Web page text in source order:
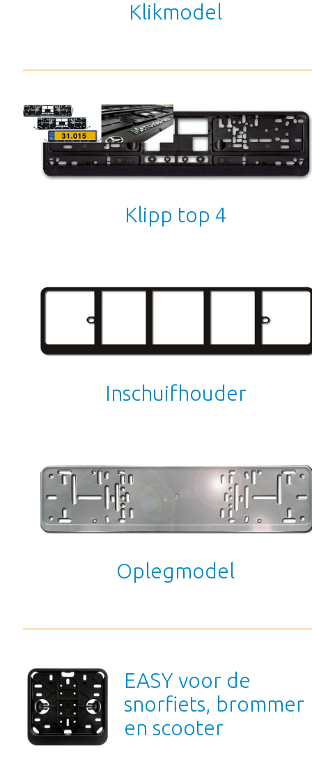
Klikmodel
Klipp top 4
Inschuifhouder
Oplegmodel
EASY voor de
snorfiets, brommer
en scooter